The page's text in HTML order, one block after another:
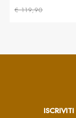
€ 119,90